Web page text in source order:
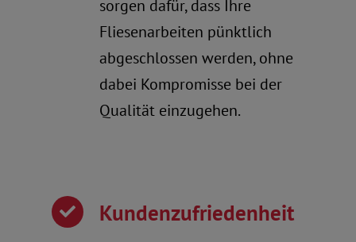
sorgen dafür, dass Ihre
Fliesenarbeiten pünktlich
abgeschlossen werden, ohne
dabei Kompromisse bei der
Qualität einzugehen.
Kundenzufriedenheit